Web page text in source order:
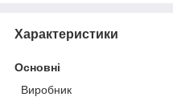
Характеристики
Основні
Виробник